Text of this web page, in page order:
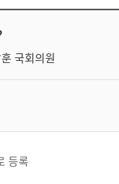
국회의원
등록